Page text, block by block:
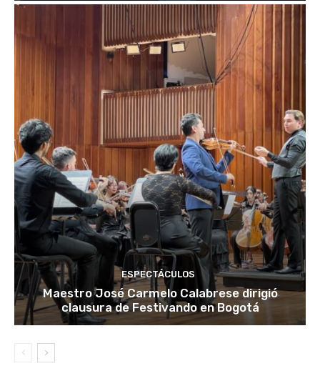
ESPECTÁCULOS
Maestro José Carmelo Calabrese dirigió
clausura de Festivando en Bogotá